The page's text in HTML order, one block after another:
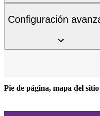
Configuración
Pie de página, mapa del